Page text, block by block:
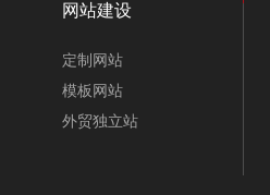
网站建设
定制网站
模板网站
外贸独立站